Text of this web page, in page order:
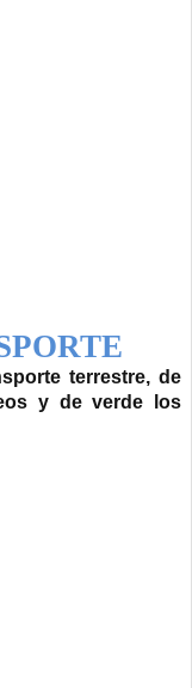
terrestre, de
y de verde los